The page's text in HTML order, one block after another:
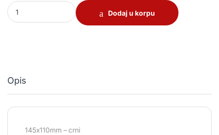
Nosač police quantity
Dodaj u korpu
Opis
145x110mm – crni